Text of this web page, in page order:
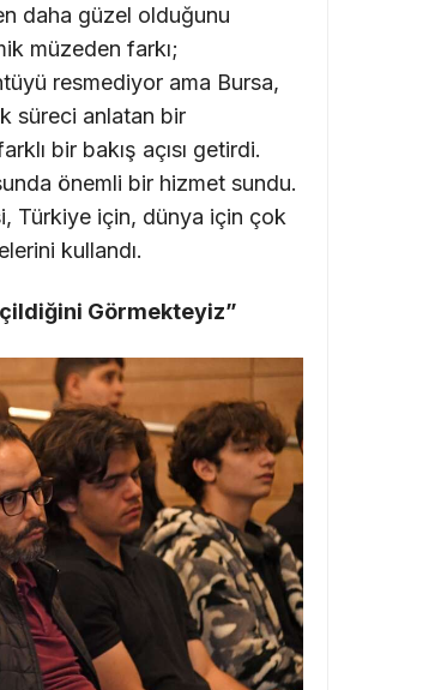
daha güzel olduğunu
müzeden farkı;
resmediyor ama Bursa,
süreci anlatan bir
bir bakış açısı getirdi.
önemli bir hizmet sundu.
Türkiye için, dünya için çok
kullandı.
Görmekteyiz”